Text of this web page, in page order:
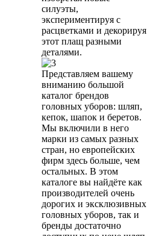
силуэты,
экспериментируя с
расцветками и декорируя
этот плащ разными
деталями.
Представляем вашему
вниманию большой
каталог брендов
головных уборов: шляп,
кепок, шапок и беретов.
Мы включили в него
марки из самых разных
стран, но европейских
фирм здесь больше, чем
остальных. В этом
каталоге вы найдёте как
производителей очень
дорогих и эксклюзивных
головных уборов, так и
бренды достаточно